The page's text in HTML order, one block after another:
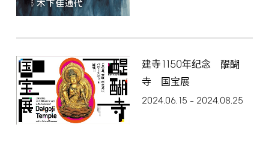
建寺1150年纪念 醍醐
寺 国宝展
2024.06.15 – 2024.08.25